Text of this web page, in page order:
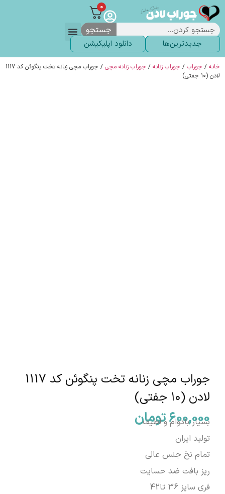
0
جستجو
جدیدترین‌ها دانلود اپلیکیشن
خانه / جوراب / جوراب زنانه / جوراب زنانه مچی
/ جوراب مچی زنانه تخت پنگوئن کد 1117
لادن (۱۰ جفتی)
جوراب مچی زنانه تخت پنگوئن کد 1117
لادن (۱۰ جفتی)
600,000تومان
بسیار بادوام و لطیف
تولید ایران
تمام نخ جنس عالی
ریز بافت ضد حسایت
فری سایز 36 تا42